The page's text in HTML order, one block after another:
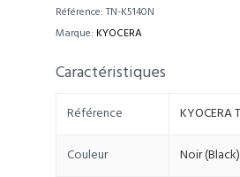
Référence: TN-K5140N
Marque: KYOCERA
Caractéristiques
Référence KYOCERA
Couleur Noir (Black)